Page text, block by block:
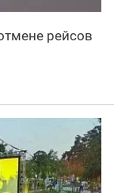
рейсов